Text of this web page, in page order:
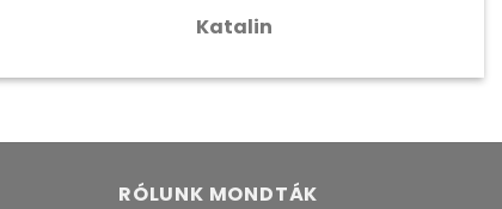
Katalin
RÓLUNK MONDTÁK